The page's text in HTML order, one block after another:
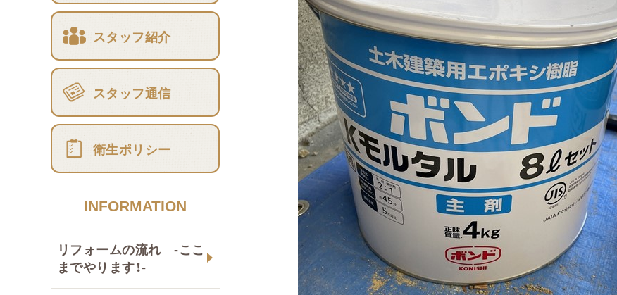
スタッフ紹介
スタッフ通信
衛生ポリシー
INFORMATION
リフォームの流れ -ここ
までやります！-